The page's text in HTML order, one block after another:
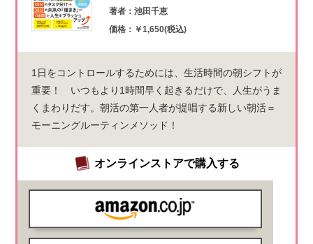
著者：池田千恵
価格：￥1,650(税込)
1日をコントロールするためには、生活時間の朝シフトが
重要！ いつもより1時間早く起きるだけで、人生がうま
くまわりだす。朝活の第一人者が提唱する新しい朝活＝
モーニングルーティンメソッド！
オンラインストアで購入する